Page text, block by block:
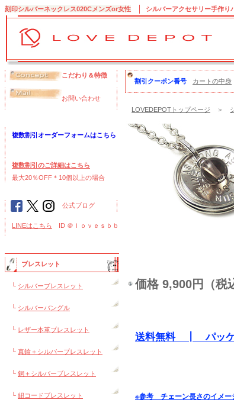
刻印シルバーネックレス020Cメンズor女性 シルバーアクセサリー手作り
こだわり＆特徴
お問い合わせ
複数割引オーダーフォームはこちら
複数割引のご詳細はこちら
最大20％OFF＊10個以上の場合
公式ブログ
LINEはこちら ID ＠ｌｏｖｅｓｂｂ
ブレスレット
└ シルバーブレスレット
└ シルバーバングル
└ レザー本革ブレスレット
└ 真鍮＋シルバーブレスレット
└ 銅＋シルバーブレスレット
└ 紐コードブレスレット
割引クーポン番号 カートの中身
LOVEDEPOTトップページ ＞
価格 9,900円（税
送料無料 ┃ パッケ
※参考 チェーン長さのイメー